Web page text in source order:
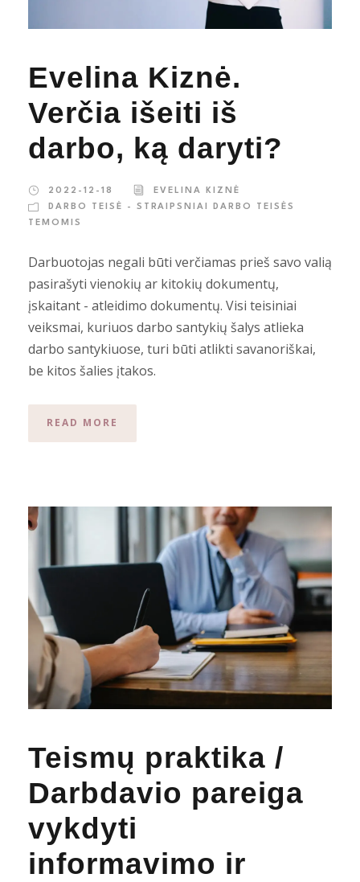
Evelina Kiznė.
Verčia išeiti iš
darbo, ką daryti?
2022-12-18
EVELINA KIZNĖ
DARBO TEISĖ - STRAIPSNIAI DARBO TEISĖS
TEMOMIS
Darbuotojas negali būti verčiamas prieš savo valią
pasirašyti vienokių ar kitokių dokumentų,
įskaitant - atleidimo dokumentų. Visi teisiniai
veiksmai, kuriuos darbo santykių šalys atlieka
darbo santykiuose, turi būti atlikti savanoriškai,
be kitos šalies įtakos.
READ MORE
Teismų praktika /
Darbdavio pareiga
vykdyti
informavimo ir